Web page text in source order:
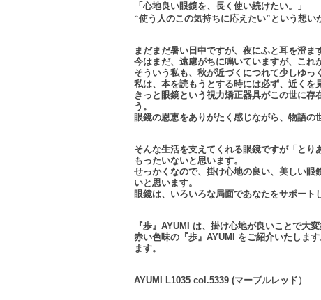
「心地良い眼鏡を、長く使い続けたい。」
“使う人のこの気持ちに応えたい”という想い
まだまだ暑い日中ですが、夜にふと耳を澄ま
今はまだ、遠慮がちに鳴いていますが、これ
そういう私も、秋が近づくにつれて少しゆっ
私は、本を読もうとする時には必ず、近くを
きっと眼鏡という視力矯正器具がこの世に
う。
眼鏡の恩恵をありがたく感じながら、物語の
そんな生活を支えてくれる眼鏡ですが「と
もったいないと思います。
せっかくなので、掛け心地の良い、美しい
いと思います。
眼鏡は、いろいろな局面であなたをサポート
『歩』AYUMI は、掛け心地が良いことで大
赤い色味の『歩』AYUMI をご紹介いたしま
ます。
AYUMI L1035 col.5339 (マーブルレッド）